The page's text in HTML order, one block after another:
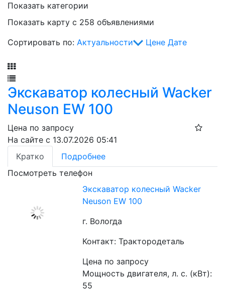
Показать категории
Показать карту с 258 объявлениями
Сортировать по: Актуальности Цене Дате
Экскаватор колесный Wacker
Neuson EW 100
Цена по запросу
На сайте с 13.07.2026 05:41
Кратко
Подробнее
Посмотреть телефон
Экскаватор колесный Wacker
Neuson EW 100
г. Вологда
Контакт: Трактородеталь
Цена по запросу
Мощность двигателя, л. с. (кВт):
55